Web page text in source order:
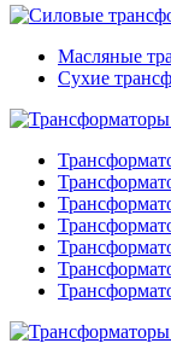
Масляные
Сухие